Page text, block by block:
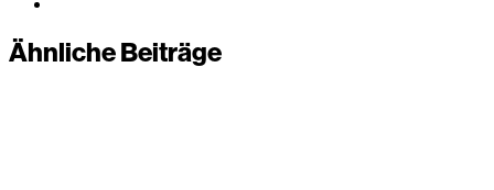
Ähnliche Beiträge